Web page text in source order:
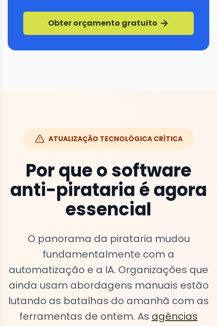
Obter orçamento gratuito
ATUALIZAÇÃO TECNOLÓGICA CRÍTICA
Por que o software
anti-pirataria é agora
essencial
O panorama da pirataria mudou
fundamentalmente com a
automatização e a IA. Organizações que
ainda usam abordagens manuais estão
lutando as batalhas do amanhã com as
ferramentas de ontem. As agências